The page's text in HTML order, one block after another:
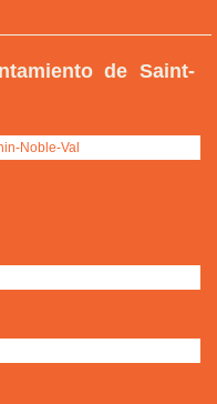
de Saint-
Noble-Val